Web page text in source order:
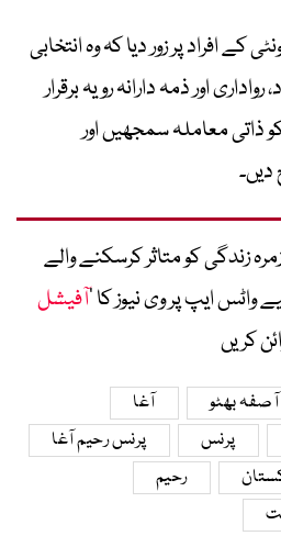
افراد پر زور دیا کہ وہ انتخابی
اور ذمہ دارانہ رویہ برقرار
ذاتی معاملہ سمجھیں اور
دیں۔
زندگی کو متاثر کرسکنے والے
ایپ پر وی نیوز کا ’آفیشل
کریں
آصفہ بھٹو
آغا
پرنس
پرنس رحیم آغا
رحیم